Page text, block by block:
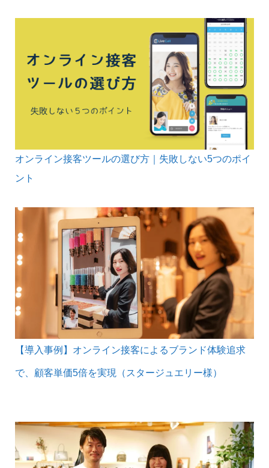
オンライン接客ツールの選び方｜失敗しない5つのポイ
ント
【導入事例】オンライン接客によるブランド体験追求
で、顧客単価5倍を実現（スタージュエリー様）